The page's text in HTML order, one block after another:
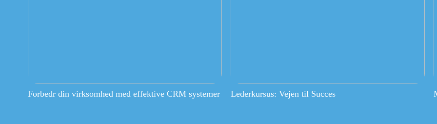
Forbedr din virksomhed med effektive CRM systemer Lederkursus: Vejen til Succes